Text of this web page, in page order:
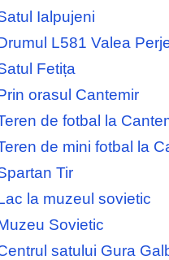
Ialpujeni
L581 Valea
Fetița
orasul Cantemir
de fotbal la
de mini fotbal la
Tir
la muzeul sovietic
Sovietic
satului Gura